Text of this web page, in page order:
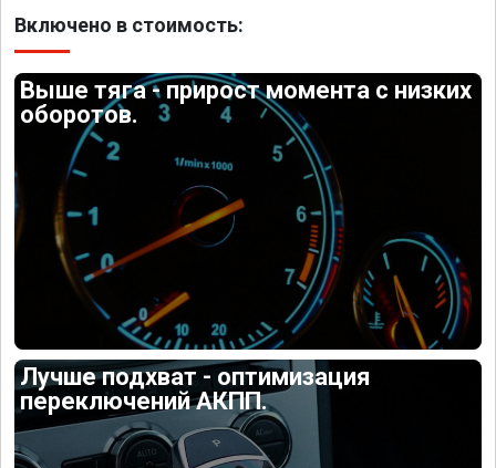
Включено в стоимость:
Выше тяга - прирост момента с низких
оборотов.
Лучше подхват - оптимизация
переключений АКПП.